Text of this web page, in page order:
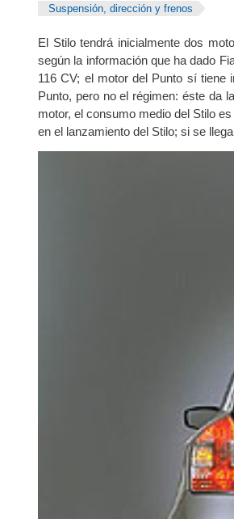
Suspensión, dirección y frenos
El Stilo tendrá inicialmente dos
según la información que ha dado
116 CV; el motor del Punto sí tiene
Punto, pero no el régimen: éste da
motor, el consumo medio del Stilo
en el lanzamiento del Stilo; si se